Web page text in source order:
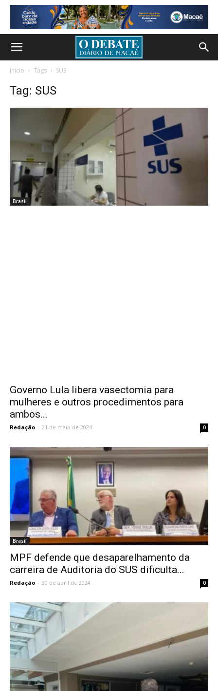
Início Tags SUS
Tag: SUS
Brasil
Governo Lula libera vasectomia para
mulheres e outros procedimentos para
ambos...
Redação - 21 de maio de 2024 0
Brasil
MPF defende que desaparelhamento da
carreira de Auditoria do SUS dificulta...
Redação - 30 de abril de 2024 0